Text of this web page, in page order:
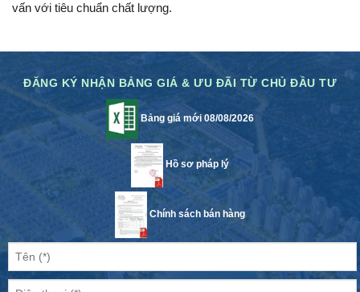
vấn với tiêu chuẩn chất lượng.
ĐĂNG KÝ NHẬN BẢNG GIÁ & ƯU ĐÃI TỪ CHỦ ĐẦU TƯ
Bảng giá mới 08/08/2026
Hồ sơ pháp lý
Chính sách bán hàng